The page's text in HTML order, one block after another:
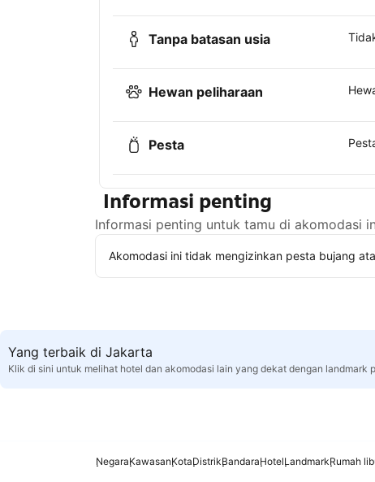
Tanpa batasan usia
Hewan peliharaan
Pesta
Informasi penting
Informasi penting untuk tamu di akomodasi
Akomodasi ini tidak mengizinkan pesta bujang
Yang terbaik di Jakarta
Klik di sini untuk melihat hotel dan akomodasi lain yang dekat dengan landmark
NegaraKawasanKotaDistrikBandaraHotelLandmarkRumah